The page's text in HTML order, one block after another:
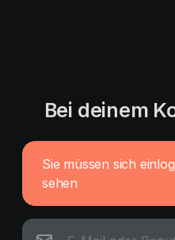
Bei deinem
Sie müssen sich
sehen